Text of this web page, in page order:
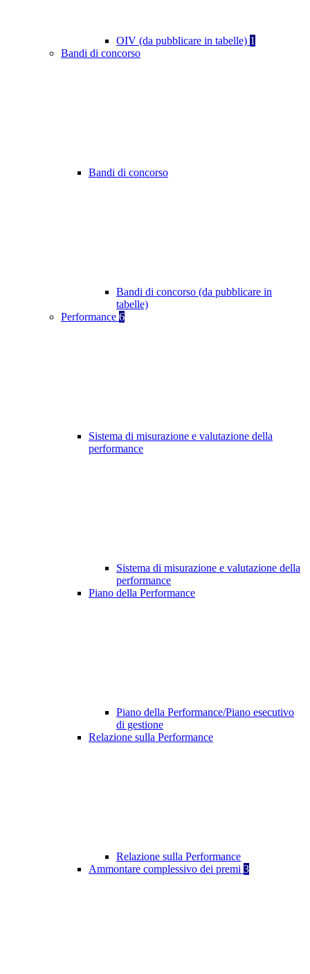
OIV (da pubblicare in tabelle) 1
Bandi di concorso
Bandi di concorso
Bandi di concorso (da pubblicare in
tabelle)
Performance 6
Sistema di misurazione e valutazione della
performance
Sistema di misurazione e valutazione della
performance
Piano della Performance
Piano della Performance/Piano esecutivo
di gestione
Relazione sulla Performance
Relazione sulla Performance
Ammontare complessivo dei premi 3